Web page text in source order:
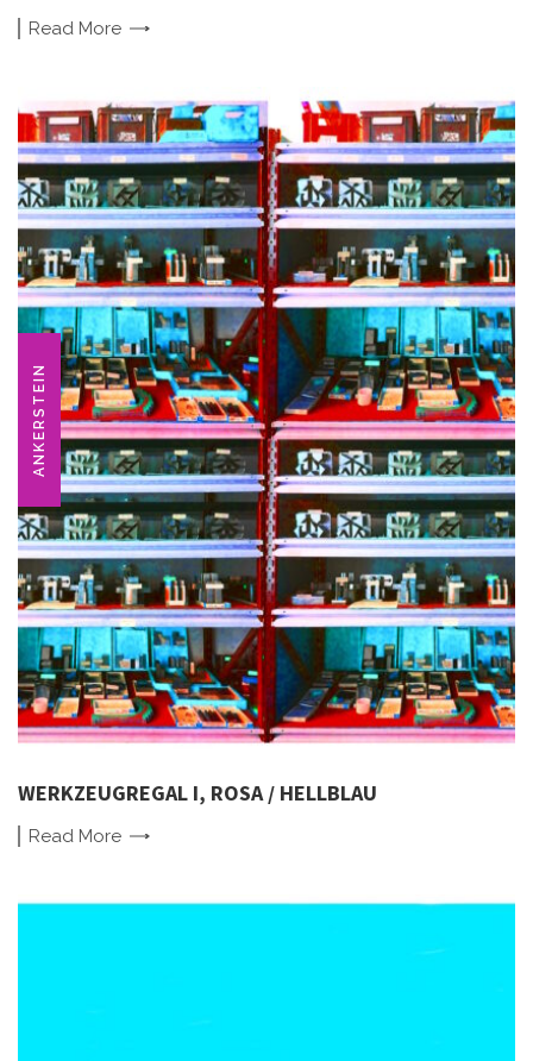
Read More
ANKERSTEIN
WERKZEUGREGAL I, ROSA / HELLBLAU
Read More